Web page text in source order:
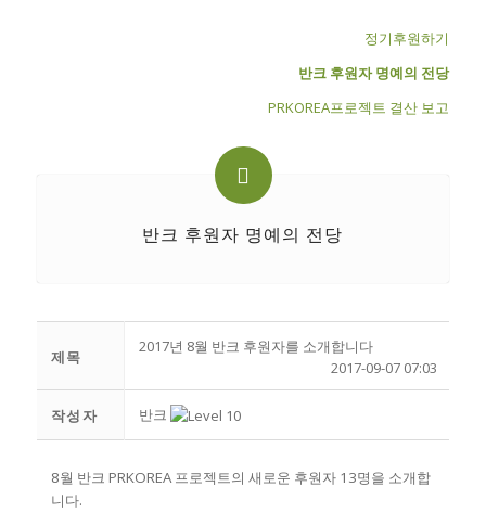
정기후원하기
반크 후원자 명예의 전당
PRKOREA프로젝트 결산 보고
반크 후원자 명예의 전당
제목
2017년 8월 반크 후원자를 소개합니다
2017-09-07 07:03
작성자 반크
8월 반크 PRKOREA 프로젝트의 새로운 후원자 13명을 소개합
니다.